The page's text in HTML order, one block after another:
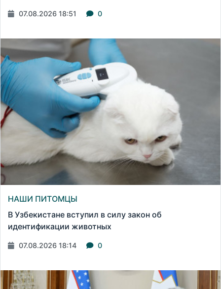
07.08.2026 18:51 0
НАШИ ПИТОМЦЫ
В Узбекистане вступил в силу закон об
идентификации животных
07.08.2026 18:14 0